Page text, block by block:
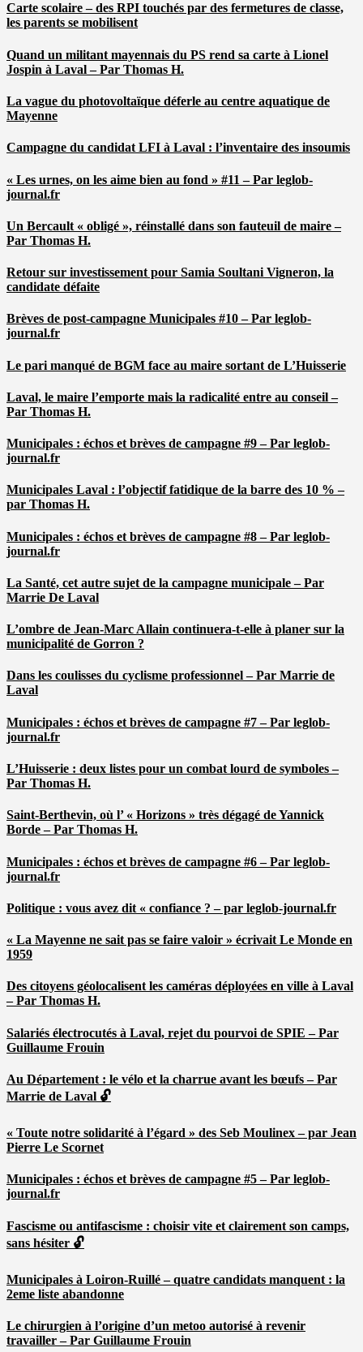
Carte scolaire – des RPI touchés par des fermetures de classe,
les parents se mobilisent
Quand un militant mayennais du PS rend sa carte à Lionel
Jospin à Laval – Par Thomas H.
La vague du photovoltaïque déferle au centre aquatique de
Mayenne
Campagne du candidat LFI à Laval : l’inventaire des insoumis
« Les urnes, on les aime bien au fond » #11 – Par leglob-
journal.fr
Un Bercault « obligé », réinstallé dans son fauteuil de maire –
Par Thomas H.
Retour sur investissement pour Samia Soultani Vigneron, la
candidate défaite
Brèves de post-campagne Municipales #10 – Par leglob-
journal.fr
Le pari manqué de BGM face au maire sortant de L’Huisserie
Laval, le maire l’emporte mais la radicalité entre au conseil –
Par Thomas H.
Municipales : échos et brèves de campagne #9 – Par leglob-
journal.fr
Municipales Laval : l’objectif fatidique de la barre des 10 % –
par Thomas H.
Municipales : échos et brèves de campagne #8 – Par leglob-
journal.fr
La Santé, cet autre sujet de la campagne municipale – Par
Marrie De Laval
L’ombre de Jean-Marc Allain continuera-t-elle à planer sur la
municipalité de Gorron ?
Dans les coulisses du cyclisme professionnel – Par Marrie de
Laval
Municipales : échos et brèves de campagne #7 – Par leglob-
journal.fr
L’Huisserie : deux listes pour un combat lourd de symboles –
Par Thomas H.
Saint-Berthevin, où l’ « Horizons » très dégagé de Yannick
Borde – Par Thomas H.
Municipales : échos et brèves de campagne #6 – Par leglob-
journal.fr
Politique : vous avez dit « confiance ? – par leglob-journal.fr
« La Mayenne ne sait pas se faire valoir » écrivait Le Monde en
1959
Des citoyens géolocalisent les caméras déployées en ville à Laval
– Par Thomas H.
Salariés électrocutés à Laval, rejet du pourvoi de SPIE – Par
Guillaume Frouin
Au Département : le vélo et la charrue avant les bœufs – Par
Marrie de Laval 🔓
« Toute notre solidarité à l’égard » des Seb Moulinex – par Jean
Pierre Le Scornet
Municipales : échos et brèves de campagne #5 – Par leglob-
journal.fr
Fascisme ou antifascisme : choisir vite et clairement son camps,
sans hésiter 🔓
Municipales à Loiron-Ruillé – quatre candidats manquent : la
2eme liste abandonne
Le chirurgien à l’origine d’un metoo autorisé à revenir
travailler – Par Guillaume Frouin